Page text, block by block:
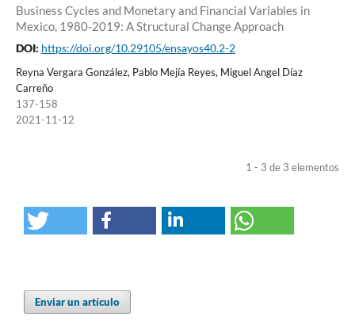
Business Cycles and Monetary and Financial Variables in
Mexico, 1980-2019: A Structural Change Approach
DOI: https://doi.org/10.29105/ensayos40.2-2
Reyna Vergara González, Pablo Mejía Reyes, Miguel Angel Díaz
Carreño
137-158
2021-11-12
1 - 3 de 3 elementos
Enviar un artículo